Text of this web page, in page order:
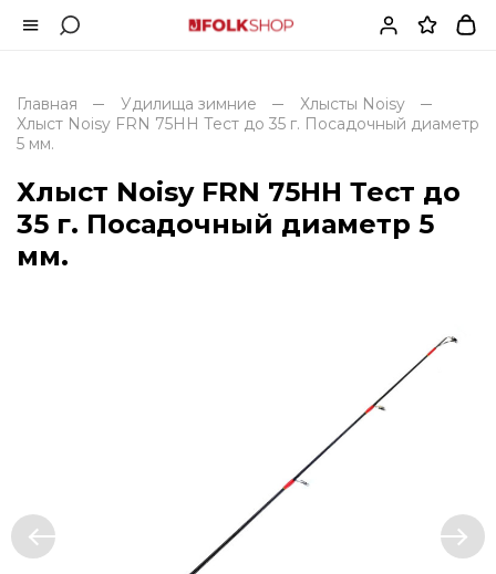
Главная Удилища зимние
Хлысты Noisy
Хлыст Noisy FRN 75HH Тест до 35 г. Посадочный диаметр
5 мм.
Хлыст Noisy FRN 75HH Тест до
35 г. Посадочный диаметр 5
мм.